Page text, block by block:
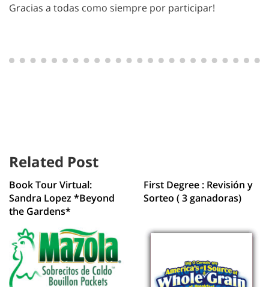
Gracias a todas como siempre por participar!
Related Post
Book Tour Virtual:
Sandra Lopez *Beyond
the Gardens*
First Degree : Revisión y
Sorteo ( 3 ganadoras)